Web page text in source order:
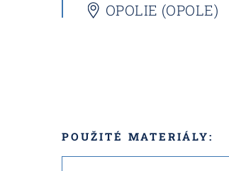
OPOLIE (OPOLE)
POUŽITÉ MATERIÁLY: